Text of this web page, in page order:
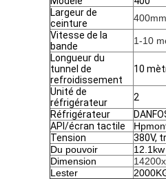
Largeur de
ceinture
400mm
Vitesse de la
bande
1-10
Longueur du
tunnel de
refroidissement
10
Unité de
réfrigérateur
2
Réfrigérateur
API/écran tactile
Tension
380V,
Du pouvoir
12.1kw
Dimension
Lester